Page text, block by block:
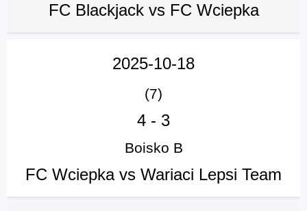
FC Blackjack vs FC Wciepka
2025-10-18
(7)
4 - 3
Boisko B
FC Wciepka vs Wariaci Lepsi Team